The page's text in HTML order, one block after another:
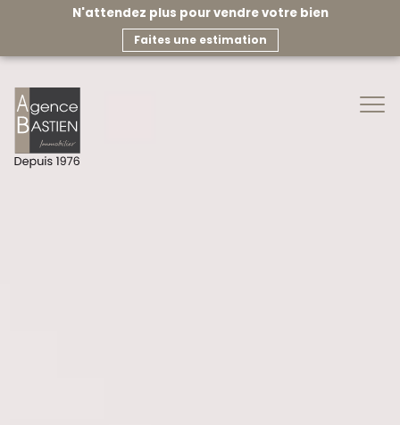
N'attendez plus pour vendre votre bien
faites une estimation